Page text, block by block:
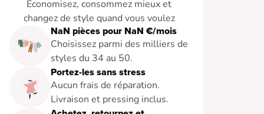
Économisez, consommez mieux et
changez de style quand vous voulez
NaN pièces pour NaN €/mois
Choisissez parmi des milliers de
styles du 34 au 50.
Portez-les sans stress
Aucun frais de réparation.
Livraison et pressing inclus.